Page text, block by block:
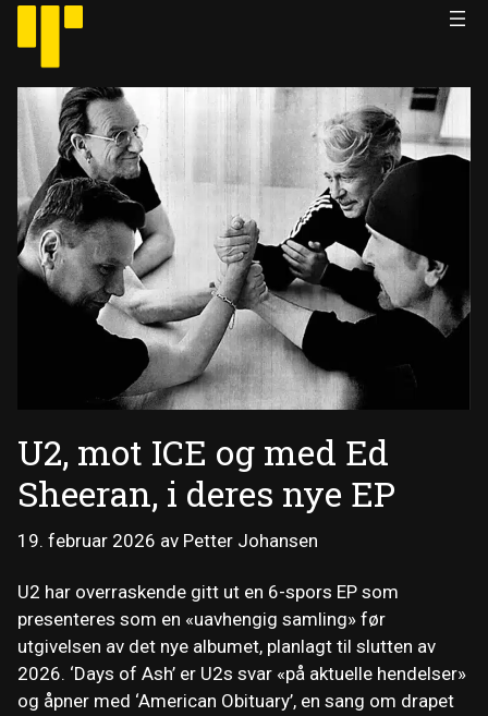
Hopp
innhold
U2, mot ICE og med Ed
Sheeran, i deres nye EP
19. februar 2026 av Petter Johansen
U2 har overraskende gitt ut en 6-spors EP som
presenteres som en «uavhengig samling» før
utgivelsen av det nye albumet, planlagt til slutten av
2026. ‘Days of Ash’ er U2s svar «på aktuelle hendelser»
og åpner med ‘American Obituary’, en sang om drapet